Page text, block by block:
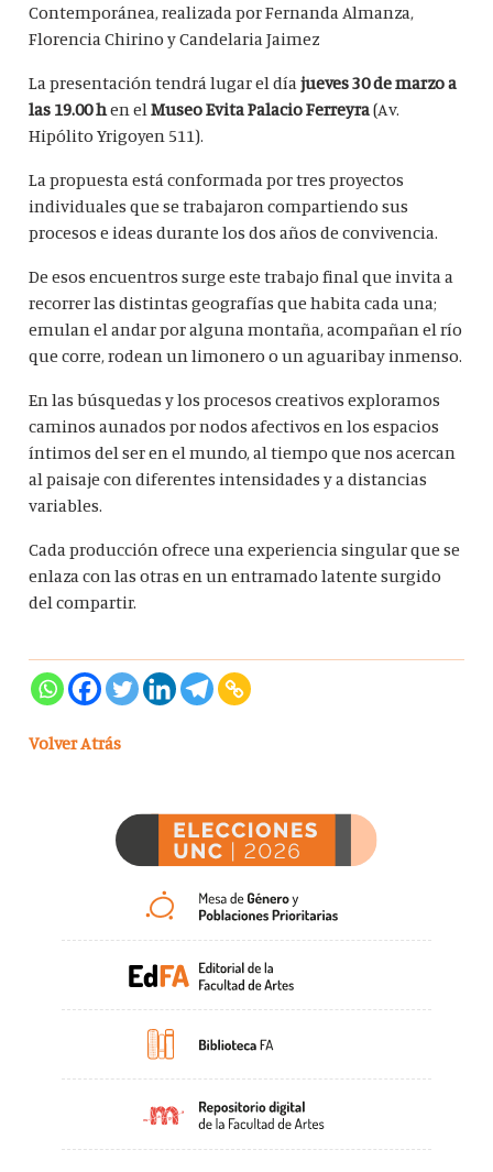
Contemporánea, realizada por Fernanda Almanza,
Florencia Chirino y Candelaria Jaimez
La presentación tendrá lugar el díajueves 30 de marzo a
las 19.00 hen elMuseo Evita Palacio Ferreyra(Av.
Hipólito Yrigoyen 511).
La propuesta está conformada por tres proyectos
individuales que se trabajaron compartiendo sus
procesos e ideas durante los dos años de convivencia.
De esos encuentros surge este trabajo final que invita a
recorrer las distintas geografías que habita cada una;
emulan el andar por alguna montaña, acompañan el río
que corre, rodean un limonero o un aguaribay inmenso.
En las búsquedas y los procesos creativos exploramos
caminos aunados por nodos afectivos en los espacios
íntimos del ser en el mundo, al tiempo que nos acercan
al paisaje con diferentes intensidades y a distancias
variables.
Cada producción ofrece una experiencia singular que se
enlaza con las otras en un entramado latente surgido
del compartir.
Volver Atrás